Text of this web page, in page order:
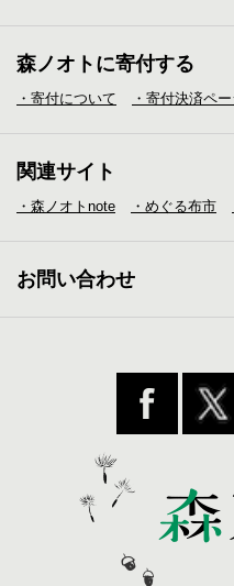
森ノオトに寄付する
・寄付について ・寄付決済ペ
関連サイト
・森ノオトnote ・めぐる布市
お問い合わせ